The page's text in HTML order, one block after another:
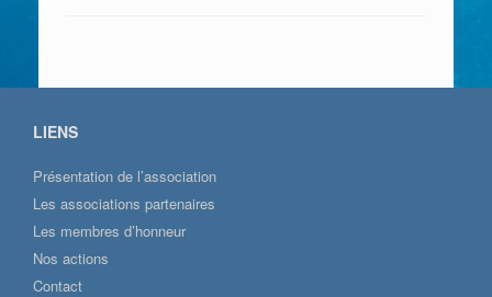
LIENS
Présentation de l’association
Les associations partenaires
Les membres d’honneur
Nos actions
Contact